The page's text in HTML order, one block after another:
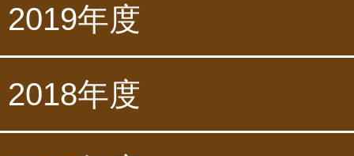
2019年度
2018年度